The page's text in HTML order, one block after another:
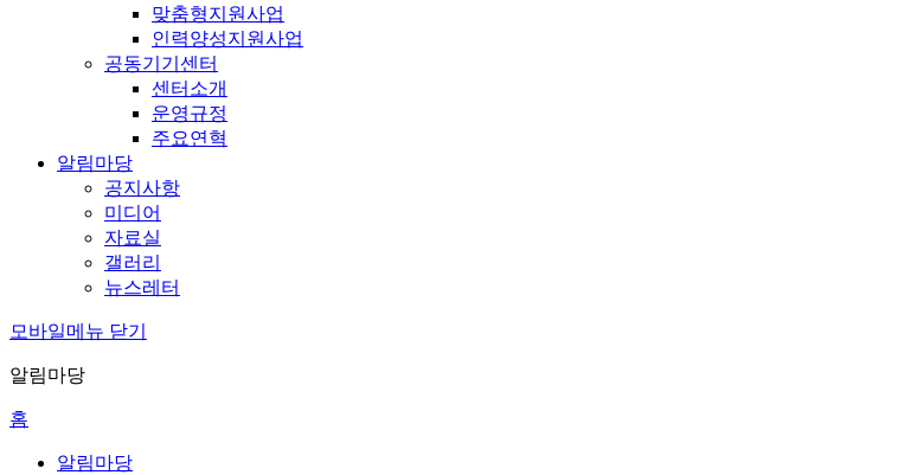
맞춤형지원사업
인력양성지원사업
공동기기센터
센터소개
운영규정
주요연혁
알림마당
공지사항
미디어
자료실
갤러리
뉴스레터
모바일메뉴 닫기
알림마당
홈
알림마당